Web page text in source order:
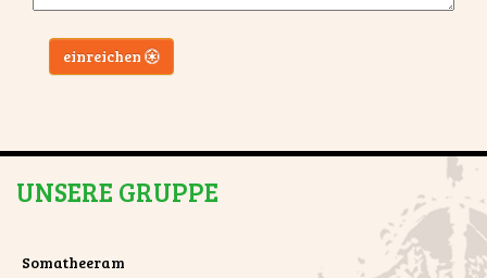
einreichen
UNSERE GRUPPE
Somatheeram